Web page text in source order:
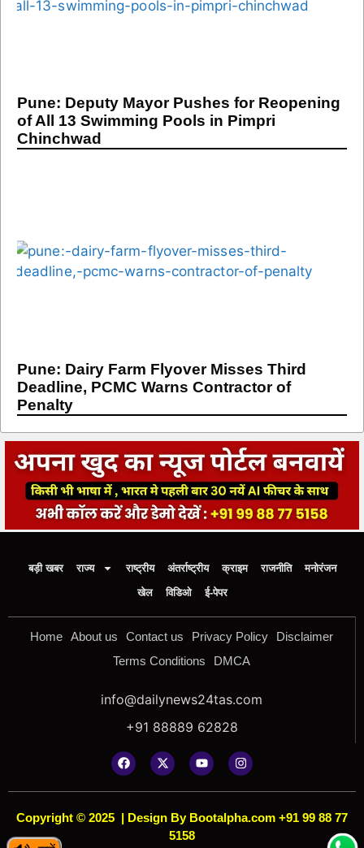
Pune: Deputy Mayor Pushes for Reopening
of All 13 Swimming Pools in Pimpri
Chinchwad
Pune: Dairy Farm Flyover Misses Third
Deadline, PCMC Warns Contractor of
Penalty
बड़ी खबर राज्य राष्ट्रीय अंतर्राष्ट्रीय क्राइम राजनीति
मनोरंजन
खेल
विडिओ ई-पेपर
Home About us Contact us Privacy Policy
Disclaimer
Terms Conditions
DMCA
info@dailynews24tas.com
+91 88889 62828
Copyright © 2025 | Design By Bootalpha.com +91 99 88 77
5158